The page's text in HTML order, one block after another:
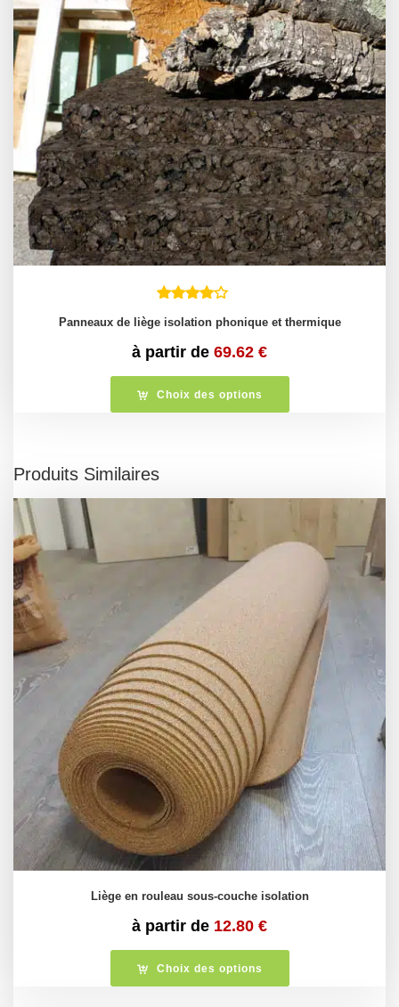
Panneaux de liège isolation phonique et thermique
à partir de 69.62 €
Choix des options
Produits Similaires
Liège en rouleau sous-couche isolation
à partir de 12.80 €
Choix des options